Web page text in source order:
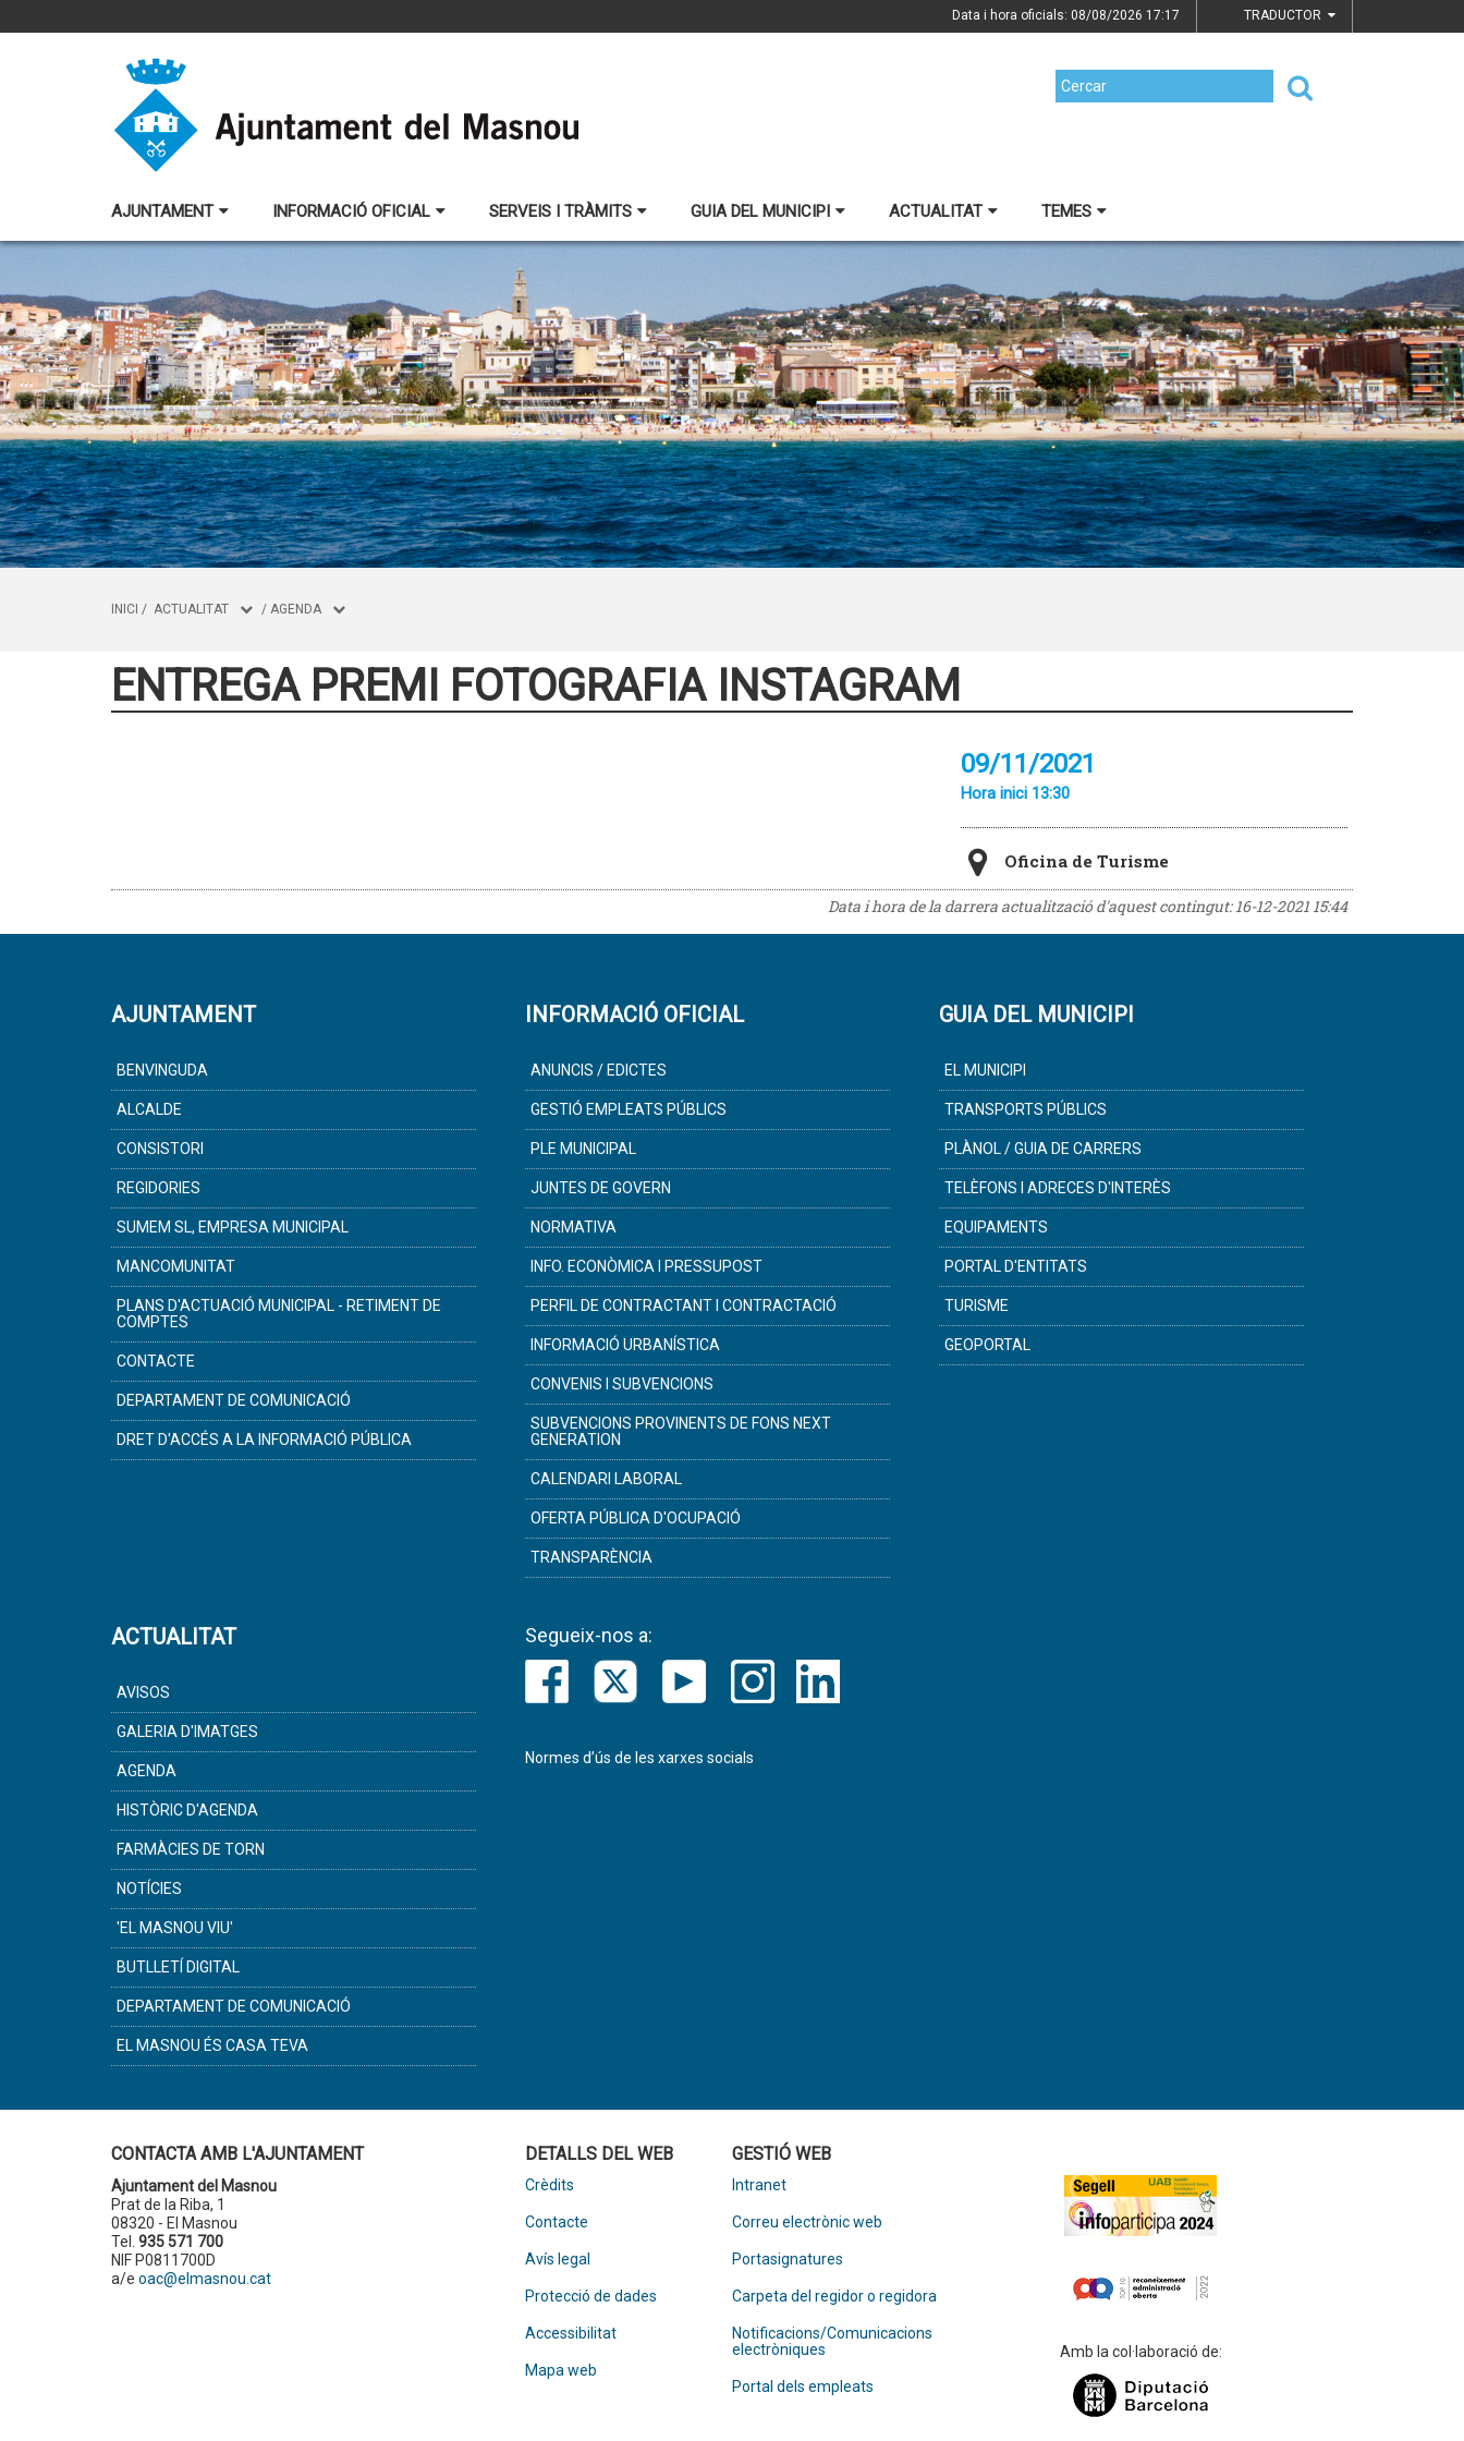
Data i hora oficials: 08/08/2026 17:17 TRADUCTOR
AJUNTAMENT INFORMACIÓ OFICIAL SERVEIS I TRÀMITS GUIA DEL MUNICIPI ACTUALITAT TEMES
INICI / ACTUALITAT / AGENDA
ENTREGA PREMI FOTOGRAFIA INSTAGRAM
09/11/2021
Hora inici 13:30
Oficina de Turisme
Data i hora de la darrera actualització d'aquest contingut:16-12-2021 15:44
AJUNTAMENT
BENVINGUDA
ALCALDE
CONSISTORI
REGIDORIES
SUMEM SL, EMPRESA MUNICIPAL
MANCOMUNITAT
PLANS D'ACTUACIÓ MUNICIPAL - RETIMENT DE
COMPTES
CONTACTE
DEPARTAMENT DE COMUNICACIÓ
DRET D'ACCÉS A LA INFORMACIÓ PÚBLICA
INFORMACIÓ OFICIAL
ANUNCIS / EDICTES
GESTIÓ EMPLEATS PÚBLICS
PLE MUNICIPAL
JUNTES DE GOVERN
NORMATIVA
INFO. ECONÒMICA I PRESSUPOST
PERFIL DE CONTRACTANT I CONTRACTACIÓ
INFORMACIÓ URBANÍSTICA
CONVENIS I SUBVENCIONS
SUBVENCIONS PROVINENTS DE FONS NEXT
GENERATION
CALENDARI LABORAL
OFERTA PÚBLICA D'OCUPACIÓ
TRANSPARÈNCIA
GUIA DEL MUNICIPI
EL MUNICIPI
TRANSPORTS PÚBLICS
PLÀNOL / GUIA DE CARRERS
TELÈFONS I ADRECES D'INTERÈS
EQUIPAMENTS
PORTAL D'ENTITATS
TURISME
GEOPORTAL
ACTUALITAT
AVISOS
GALERIA D'IMATGES
AGENDA
HISTÒRIC D'AGENDA
FARMÀCIES DE TORN
NOTÍCIES
'EL MASNOU VIU'
BUTLLETÍ DIGITAL
DEPARTAMENT DE COMUNICACIÓ
EL MASNOU ÉS CASA TEVA
Segueix-nos a:
Normes d’ús de les xarxes socials
CONTACTA AMB L'AJUNTAMENT
Ajuntament del Masnou
Prat de la Riba, 1
08320 - El Masnou
Tel. 935 571 700
NIF P0811700D
a/e oac@elmasnou.cat
DETALLS DEL WEB
Crèdits
Contacte
Avís legal
Protecció de dades
Accessibilitat
Mapa web
GESTIÓ WEB
Intranet
Correu electrònic web
Portasignatures
Carpeta del regidor o regidora
Notificacions/Comunicacions
electròniques
Portal dels empleats
Amb la col·laboració de: